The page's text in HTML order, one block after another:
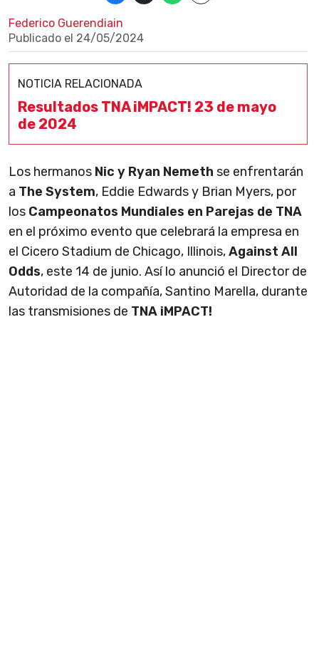
Federico Guerendiain
Publicado el 24/05/2024
NOTICIA RELACIONADA
Resultados TNA iMPACT! 23 de mayo
de 2024
Los hermanos Nic y Ryan Nemeth se enfrentarán
a The System, Eddie Edwards y Brian Myers, por
los Campeonatos Mundiales en Parejas de TNA
en el próximo evento que celebrará la empresa en
el Cicero Stadium de Chicago, Illinois,Against All
Odds, este 14 de junio. Así lo anunció el Director de
Autoridad de la compañía, Santino Marella, durante
las transmisiones de TNA iMPACT!